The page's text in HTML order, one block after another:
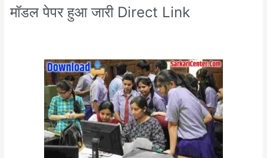
मॉडल पेपर हुआ जारी Direct Link